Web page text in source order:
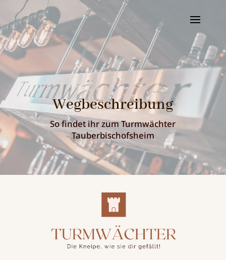
Wegbeschreibung
So findet ihr zum Turmwächter
Tauberbischofsheim